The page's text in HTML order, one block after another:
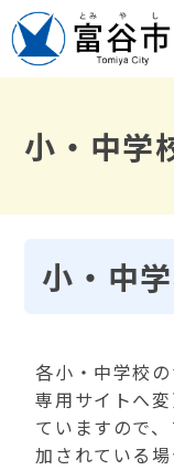
小・中学
小・中
各小・中学校
専用サイトへ
ていますので
加されている